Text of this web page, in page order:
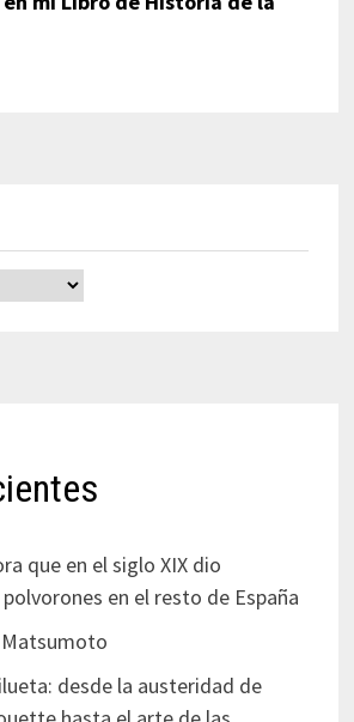
que en el siglo XIX dio
en el resto de España
desde la austeridad de